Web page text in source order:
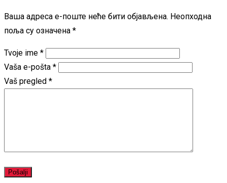
Ваша адреса е-поште неће бити објављена. Неопходна
поља су означена *
Tvoje ime *
Vaša e-pošta *
Vaš pregled *